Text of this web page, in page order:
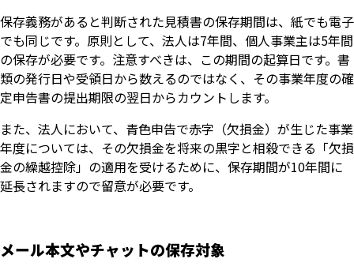
保存義務があると判断された見積書の保存期間は、紙でも電子
でも同じです。原則として、法人は7年間、個人事業主は5年間
の保存が必要です。注意すべきは、この期間の起算日です。書
類の発行日や受領日から数えるのではなく、その事業年度の確
定申告書の提出期限の翌日からカウントします。
また、法人において、青色申告で赤字（欠損金）が生じた事業
年度については、その欠損金を将来の黒字と相殺できる「欠損
金の繰越控除」の適用を受けるために、保存期間が10年間に
延長されますので留意が必要です。
メール本文やチャットの保存対象